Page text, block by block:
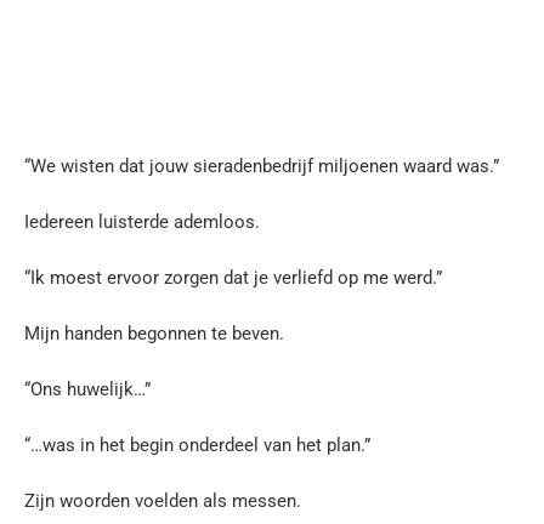
“We wisten dat jouw sieradenbedrijf miljoenen waard was.”
Iedereen luisterde ademloos.
“Ik moest ervoor zorgen dat je verliefd op me werd.”
Mijn handen begonnen te beven.
“Ons huwelijk…”
“…was in het begin onderdeel van het plan.”
Zijn woorden voelden als messen.